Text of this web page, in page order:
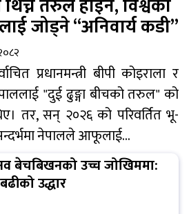
तरुल होइन, विश्वका
जोड्ने “अनिवार्य कडी”
प्रधानमन्त्री बीपी कोइराला र
"दुई ढुङ्गा बीचको तरुल" को
तर, सन् २०२६ को परिवर्तित भू-
नेपालले आफूलाई...
बेचबिखनको उच्च जोखिममा:
उद्धार